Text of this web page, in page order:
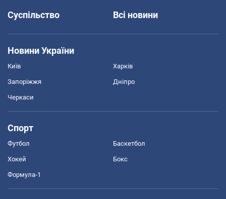
Суспільство
Всі новини
Новини України
Київ Харків
Запоріжжя Дніпро
Черкаси
Спорт
Футбол Баскетбол
Хокей Бокс
Формула-1